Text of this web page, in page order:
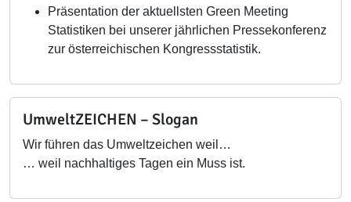
Präsentation der aktuellsten Green Meeting
Statistiken bei unserer jährlichen Pressekonferenz
zur österreichischen Kongressstatistik.
UmweltZEICHEN – Slogan
Wir führen das Umweltzeichen weil…
… weil nachhaltiges Tagen ein Muss ist.